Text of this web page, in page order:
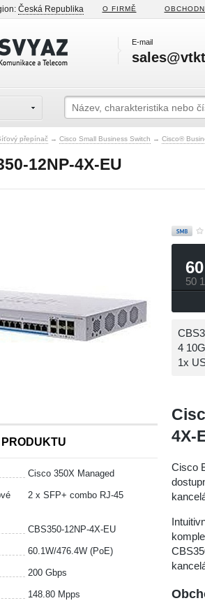
Česká Republika O FIRMĚ
E-mail
přepínač → Cisco Small Business Switch → Cisco®
12NP-4X-EU
Cisco 350X Managed
2 x SFP+ combo RJ-45
CBS350-12NP-4X-EU
60.1W/476.4W (PoE)
200 Gbps
148.80 Mpps
50
4
1x
4X-
Cisco